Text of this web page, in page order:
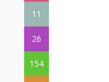
11
26
154